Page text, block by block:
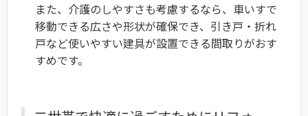
また、介護のしやすさも考慮するなら、車いすで
移動できる広さや形状が確保でき、引き戸・折れ
戸など使いやすい建具が設置できる間取りがおす
すめです。